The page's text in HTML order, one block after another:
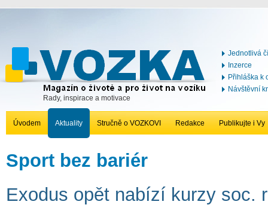
Rady, inspirace a motivace
Jednotlivá
Inzerce
Přihláška k
Návštěvní
Úvodem Aktuality Stručně o VOZKOVI Redakce Publikujte i Vy
Sport bez bariér
Exodus opět nabízí kurzy soc.